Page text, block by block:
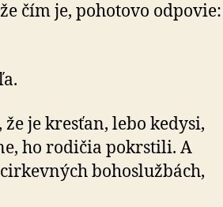
čím je, pohotovo odpovie:
je kresťan, lebo kedysi,
ho rodičia pokrstili. A
bohoslužbách,